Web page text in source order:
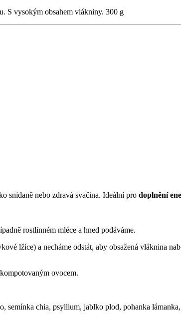
S vysokým obsahem vlákniny. 300 g
snídaně nebo zdravá svačina. Ideální pro doplnění
rostlinném mléce a hned podáváme.
lžíce) a necháme odstát, aby obsažená vláknina
ovocem.
semínka chia, psyllium, jablko plod, pohanka